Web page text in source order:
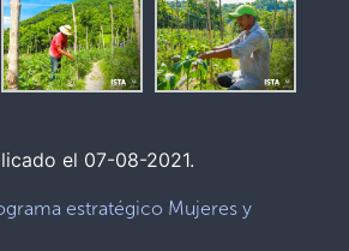
el 07-08-2021.
estratégico Mujeres y